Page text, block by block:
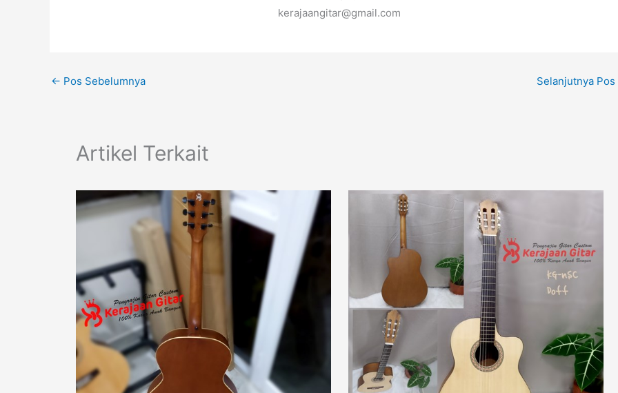
kerajaangitar@gmail.com
← Pos Sebelumnya Selanjutnya Pos
Artikel Terkait